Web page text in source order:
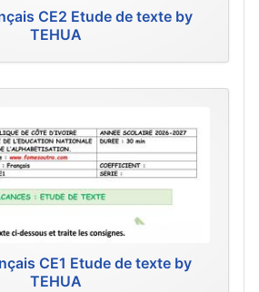
CE2 Etude de texte by
TEHUA
CE1 Etude de texte by
TEHUA